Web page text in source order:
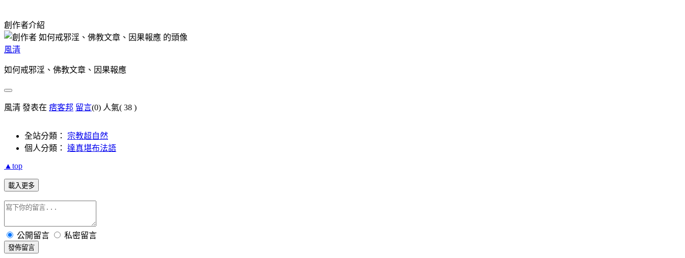
創作者介紹
風清
如何戒邪淫、佛教文章、因果報應
風清 發表在 痞客邦 留言(0) 人氣( 38 )
全站分類： 宗教超自然
個人分類： 達真堪布法語
▲top
載入更多
公開留言 私密留言
發佈留言